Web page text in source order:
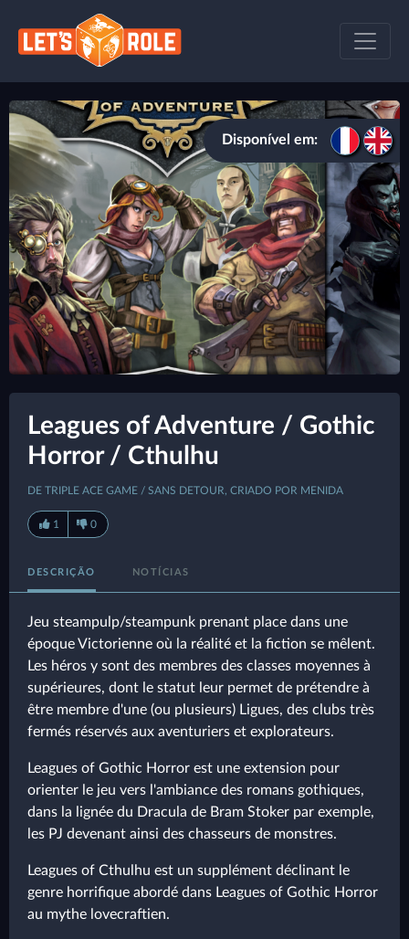
Disponível em:
Leagues of Adventure / Gothic
Horror / Cthulhu
DE TRIPLE ACE GAME / SANS DETOUR, CRIADO POR MENIDA
1 0
DESCRIÇÃO NOTÍCIAS
Jeu steampulp/steampunk prenant place dans une
époque Victorienne où la réalité et la fiction se mêlent.
Les héros y sont des membres des classes moyennes à
supérieures, dont le statut leur permet de prétendre à
être membre d'une (ou plusieurs) Ligues, des clubs très
fermés réservés aux aventuriers et explorateurs.
Leagues of Gothic Horror est une extension pour
orienter le jeu vers l'ambiance des romans gothiques,
dans la lignée du Dracula de Bram Stoker par exemple,
les PJ devenant ainsi des chasseurs de monstres.
Leagues of Cthulhu est un supplément déclinant le
genre horrifique abordé dans Leagues of Gothic Horror
au mythe lovecraftien.